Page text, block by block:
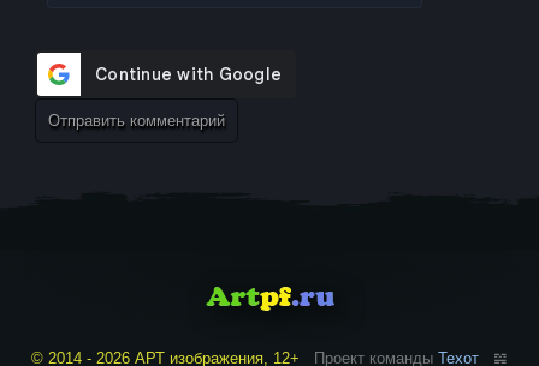
© 2014 - 2026 АРТ изображения, 12+ Проект команды Техот 𝌴